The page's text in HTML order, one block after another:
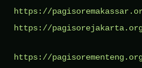
https://
https://
https://